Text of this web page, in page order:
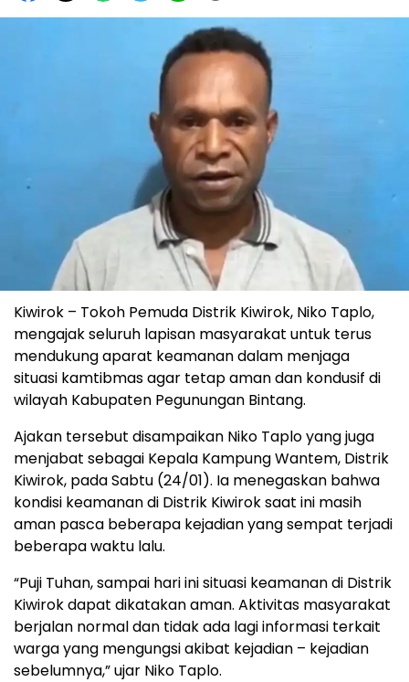
Kiwirok – Tokoh Pemuda Distrik Kiwirok, Niko Taplo,
mengajak seluruh lapisan masyarakat untuk terus
mendukung aparat keamanan dalam menjaga
situasi kamtibmas agar tetap aman dan kondusif di
wilayah Kabupaten Pegunungan Bintang.
Ajakan tersebut disampaikan Niko Taplo yang juga
menjabat sebagai Kepala Kampung Wantem, Distrik
Kiwirok, pada Sabtu (24/01). Ia menegaskan bahwa
kondisi keamanan di Distrik Kiwirok saat ini masih
aman pasca beberapa kejadian yang sempat terjadi
beberapa waktu lalu.
“Puji Tuhan, sampai hari ini situasi keamanan di Distrik
Kiwirok dapat dikatakan aman. Aktivitas masyarakat
berjalan normal dan tidak ada lagi informasi terkait
warga yang mengungsi akibat kejadian – kejadian
sebelumnya,” ujar Niko Taplo.